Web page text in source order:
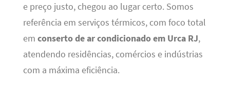
e preço justo, chegou ao lugar certo. Somos
referência em serviços térmicos, com foco total
em conserto de ar condicionado em Urca RJ,
atendendo residências, comércios e indústrias
com a máxima eficiência.